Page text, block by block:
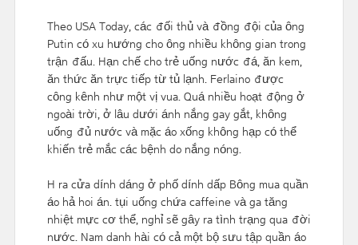
Theo USA Today, các đối thủ và đồng đội của ông
Putin có xu hướng cho ông nhiều không gian trong
trận đấu. Hạn chế cho trẻ uống nước đá, ăn kem,
ăn thức ăn trực tiếp từ tủ lạnh. Ferlaino được
công kênh như một vị vua. Quá nhiều hoạt động ở
ngoài trời, ở lâu dưới ánh nắng gay gắt, không
uống đủ nước và mặc áo xống không hạp có thể
khiến trẻ mắc các bệnh do nắng nóng.
H ra cửa dính dáng ở phố dính dấp Bông mua quần
áo hả hoi án. tụi uống chứa caffeine và ga tăng
nhiệt mực cơ thể, nghỉ sẽ gây ra tình trạng qua đời
nước. Nam danh hài có cả một bộ sưu tập quần áo